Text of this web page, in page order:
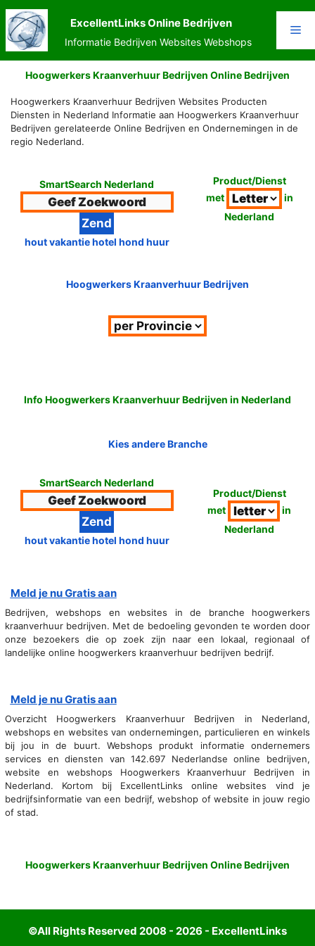
Ga
naar
de
inhoud
ExcellentLinks Online Bedrijven
Informatie Bedrijven Websites Webshops
Hoogwerkers Kraanverhuur Bedrijven Online Bedrijven
Hoogwerkers Kraanverhuur Bedrijven Websites Producten
Diensten in Nederland Informatie aan Hoogwerkers Kraanverhuur
Bedrijven gerelateerde Online Bedrijven en Ondernemingen in de
regio Nederland.
SmartSearch Nederland
hout vakantie hotel hond huur
Product/Dienst
met
in
Nederland
Hoogwerkers Kraanverhuur Bedrijven
Info Hoogwerkers Kraanverhuur Bedrijven in Nederland
Kies andere Branche
SmartSearch Nederland
hout vakantie hotel hond huur
Product/Dienst
met
in
Nederland
Meld je nu Gratis aan
Bedrijven, webshops en websites in de branche hoogwerkers
kraanverhuur bedrijven. Met de bedoeling gevonden te worden door
onze bezoekers die op zoek zijn naar een lokaal, regionaal of
landelijke online hoogwerkers kraanverhuur bedrijven bedrijf.
Meld je nu Gratis aan
Overzicht Hoogwerkers Kraanverhuur Bedrijven in Nederland,
webshops en websites van ondernemingen, particulieren en winkels
bij jou in de buurt. Webshops produkt informatie ondernemers
services en diensten van 142.697 Nederlandse online bedrijven,
website en webshops Hoogwerkers Kraanverhuur Bedrijven in
Nederland. Kortom bij ExcellentLinks online websites vind je
bedrijfsinformatie van een bedrijf, webshop of website in jouw regio
of stad.
Hoogwerkers Kraanverhuur Bedrijven Online Bedrijven
©All Rights Reserved 2008 - 2026 - ExcellentLinks